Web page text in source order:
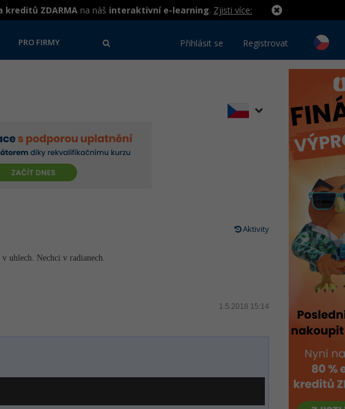
kreditů ZDARMA na náš interaktivní e-learning. Zjisti více:
PRO FIRMY Přihlásit se Registrovat
Aktivity
uhlech. Nechci v radianech.
1.5.2018 15:14